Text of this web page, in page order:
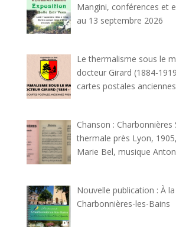
Mangini, conférences et
au 13 septembre 2026
Le thermalisme sous le
docteur Girard (1884-
cartes postales
Chanson : Charbonnières
thermale près Lyon,
Marie Bel, musique
Nouvelle publication : À
Charbonnières-les-Bains